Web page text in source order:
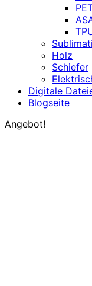
Holz
Schiefer
Digitale
Blogseite
Angebot!